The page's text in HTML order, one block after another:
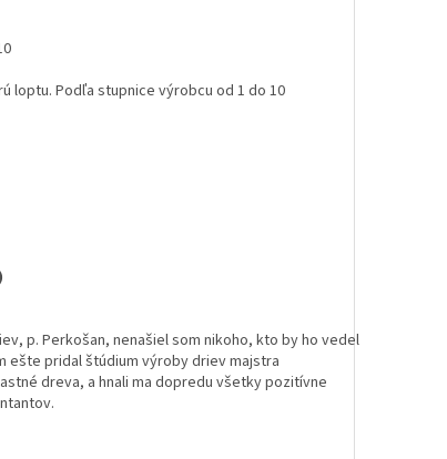
loptu. Podľa stupnice výrobcu od 1 do 10
p. Perkošan, nenašiel som nikoho, kto by ho vedel
ešte pridal štúdium výroby driev majstra
dreva, a hnali ma dopredu všetky pozitívne